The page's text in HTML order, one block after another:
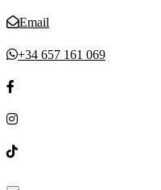
Email
+34 657 161 069